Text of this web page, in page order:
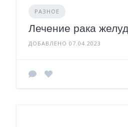
РАЗНОЕ
Лечение рака
ДОБАВЛЕНО 07.04.2023